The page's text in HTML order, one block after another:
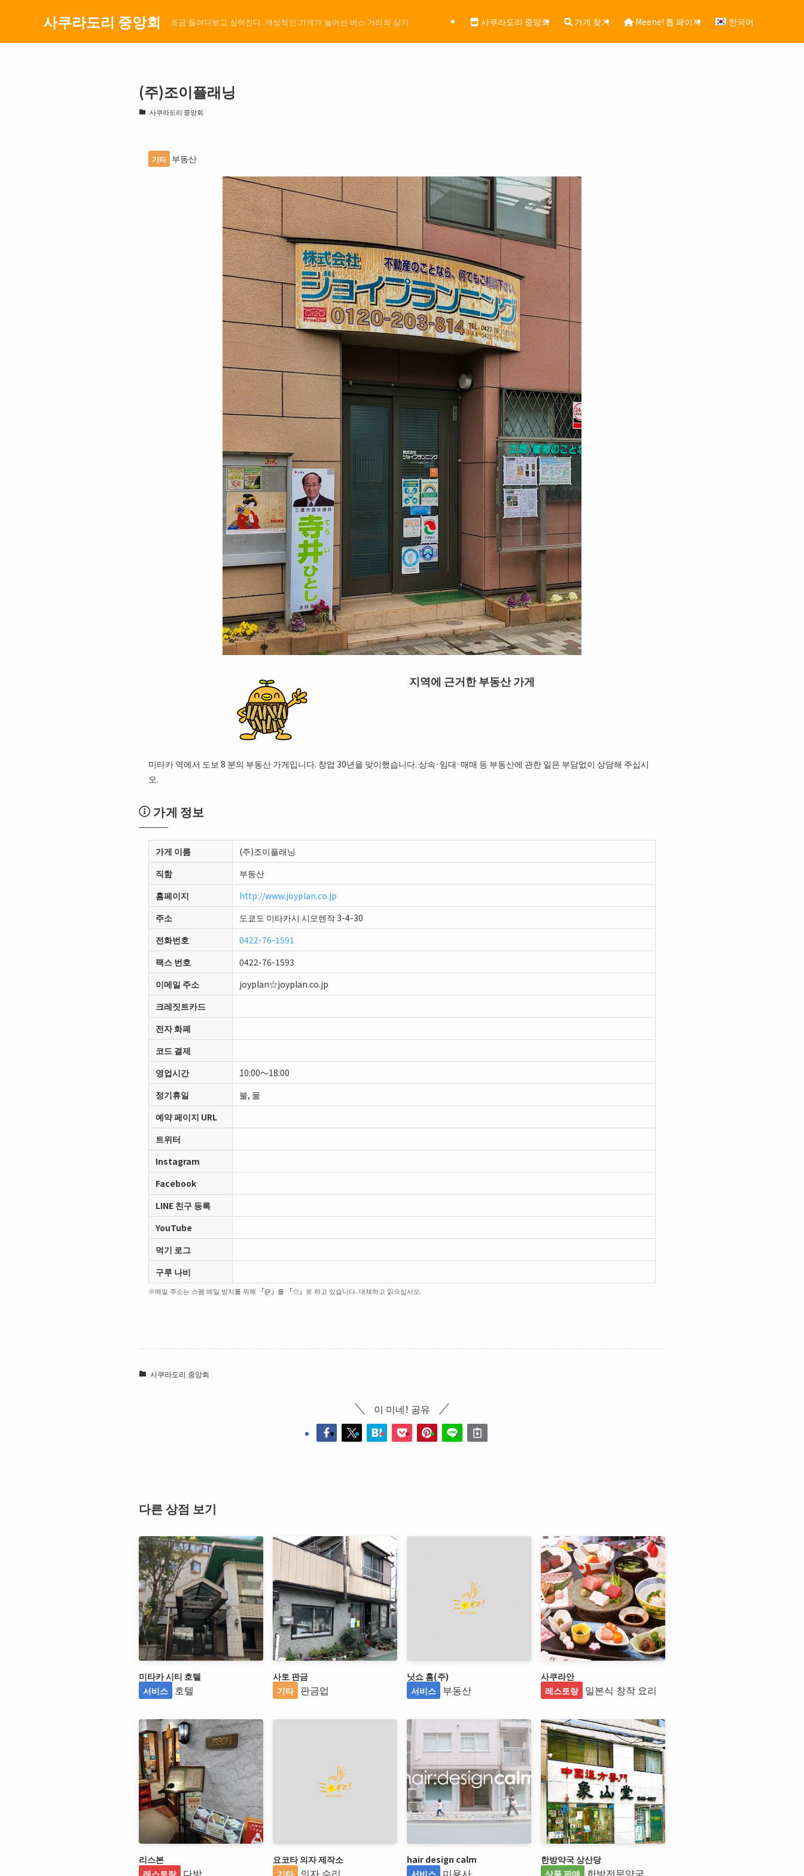
사쿠라도리 중앙회 조금 들여다보고 싶어진다. 개성적인 가게가 늘어선 버스 거리의 상가 사쿠라도리 중앙회 가게 찾기 Meene! 톱 페이지 한국어
(주)조이플래닝
사쿠라도리 중앙회
기타 부동산
지역에 근거한 부동산 가게
미타카 역에서 도보 8 분의 부동산 가게입니다. 창업 30년을 맞이했습니다. 상속·임대·매매 등 부동산에 관한 일은 부담없이 상담해 주십시
오.
가게 정보
가게 이름
(주)조이플래닝
직함
부동산
홈페이지
http://www.joyplan.co.jp
주소
도쿄도 미타카시 시모렌작 3-4-30
전화번호
0422-76-1591
팩스 번호
0422-76-1593
이메일 주소
joyplan☆joyplan.co.jp
크레짓트카드
전자 화폐
코드 결제
영업시간
10:00～18:00
정기휴일
불, 물
예약 페이지 URL
트위터
Instagram
Facebook
LINE 친구 등록
YouTube
먹기 로그
구루 나비
※메일 주소는 스팸 메일 방지를 위해 「@」를 「☆」로 하고 있습니다. 대체하고 읽으십시오.
사쿠라도리 중앙회
이 미네! 공유
다른 상점 보기
미타카 시티 호텔
서비스 호텔
사토 판금
기타 판금업
닛쇼 홈(주)
서비스 부동산
사쿠라안
레스토랑 일본식 창작 요리
리스본
요코타 의자 제작소
hair design calm
한방약국 상산당